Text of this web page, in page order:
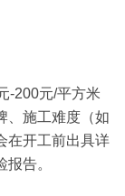
-200元/平方米
、施工难度（如
在开工前出具详
告。